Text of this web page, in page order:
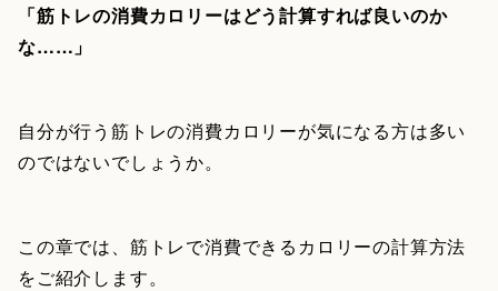
「筋トレの消費カロリーはどう計算すれば良いのか
な……」
自分が行う筋トレの消費カロリーが気になる方は多い
のではないでしょうか。
この章では、筋トレで消費できるカロリーの計算方法
をご紹介します。